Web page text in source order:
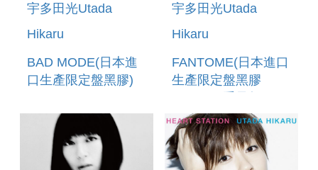
宇多田光Utada
Hikaru
BAD MODE(日本進
口生產限定盤黑膠)
宇多田光Utada
Hikaru
FANTOME(日本進口
生產限定盤黑膠